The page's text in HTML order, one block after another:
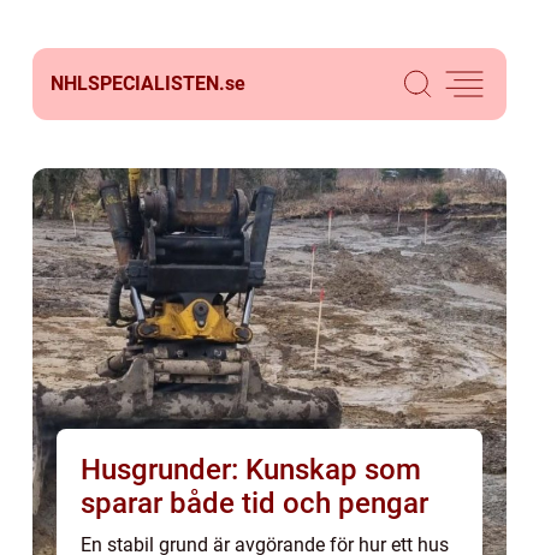
NHLSPECIALISTEN.se
Husgrunder: Kunskap som
sparar både tid och pengar
En stabil grund är avgörande för hur ett hus